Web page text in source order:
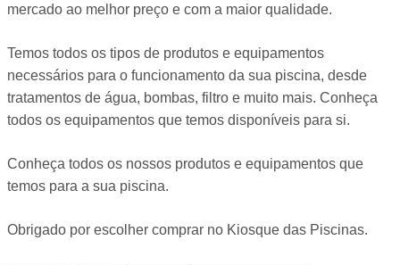
mercado ao melhor preço e com a maior qualidade.
Temos todos os tipos de produtos e equipamentos
necessários para o funcionamento da sua piscina, desde
tratamentos de água, bombas, filtro e muito mais. Conheça
todos os equipamentos que temos disponíveis para si.
Conheça todos os nossos produtos e equipamentos que
temos para a sua piscina.
Obrigado por escolher comprar no Kiosque das Piscinas.